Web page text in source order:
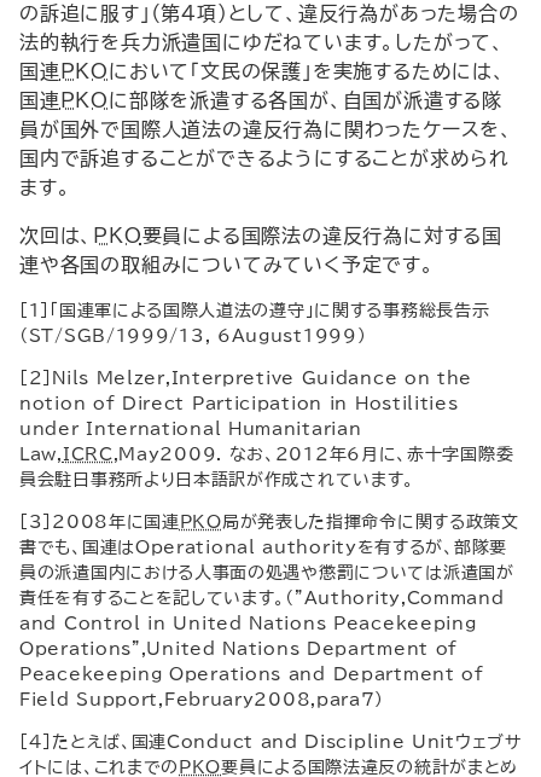
の訴追に服す」（第4項）として、違反行為があった場合の
法的執行を兵力派遣国にゆだねています。したがって、
国連 PKOにおいて「文民の保護」を実施するためには、
国連 PKOに部隊を派遣する各国が、自国が派遣する隊
員が国外で国際人道法の違反行為に関わったケースを、
国内で訴追することができるようにすることが求められ
ます。
次回は、 PKO要員による国際法の違反行為に対する国
連や各国の取組みについてみていく予定です。
[1]「国連軍による国際人道法の遵守」に関する事務総長告示
（ ST/ SGB /1999/13, 6 August 1999）
[2] Nils Melzer, Interpretive Guidance on the
notion of Direct Participation in Hostilities
under International Humanitarian
Law ICRC May2009. なお、2012年6月に、赤十字国際委
員会駐日事務所より日本語訳が作成されています。
[3]2008年に国連 PKO局が発表した指揮命令に関する政策文
書でも、国連はOperational authorityを有するが、部隊要
員の派遣国内における人事面の処遇や懲罰については派遣国が
責任を有することを記しています。（" Authority Command
and Control in United Nations Peacekeeping
Operations", United Nations Department of
Peacekeeping Operations and Department of
Field Support
February2008, para 7）
[4]たとえば、国連Conduct and Discipline Unit ウェブサ
イトには、これまでの PKO要員による国際法違反の統計がまとめ